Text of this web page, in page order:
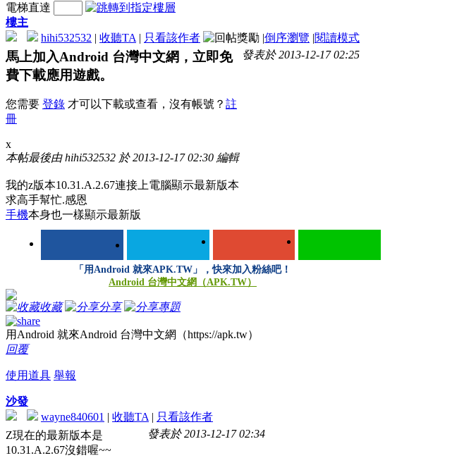
電梯直達
樓主
hihi532532 | 收聽TA | 只看該作者 |倒序瀏覽 |閱讀模式
發表於 2013-12-17 02:25
馬上加入Android 台灣中文網，立即免
費下載應用遊戲。
您需要 登錄 才可以下載或查看，沒有帳號？ 註
冊
x
本帖最後由 hihi532532 於 2013-12-17 02:30 編輯
我的z版本10.31.A.2.67連接上電腦顯示最新版本
求高手幫忙.感恩
手機本身也一樣顯示最新版
「用Android 就來APK.TW」，快來加入粉絲吧！
Android 台灣中文網（APK.TW）
收藏 分享 專題
用Android 就來Android 台灣中文網（https://apk.tw）
回覆
使用道具 舉報
沙發
wayne840601 | 收聽TA | 只看該作者
發表於 2013-12-17 02:34
Z現在的最新版本是
10.31.A.2.67沒錯喔~~